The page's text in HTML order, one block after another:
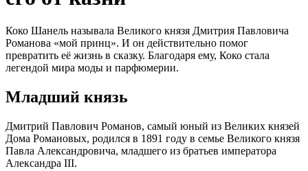
Коко Шанель называла Великого князя Дмитрия Павловича
Романова «мой принц». И он действительно помог
превратить её жизнь в сказку. Благодаря ему, Коко стала
легендой мира моды и парфюмерии.
Младший князь
Дмитрий Павлович Романов, самый юный из Великих князей
Дома Романовых, родился в 1891 году в семье Великого князя
Павла Александровича, младшего из братьев императора
Александра III.